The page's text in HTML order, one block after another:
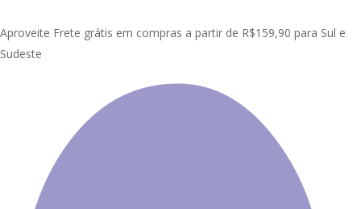
to
main
Aproveite Frete grátis em compras a partir de R$159,90 para Sul e
Sudeste
Painel Adesivo de Parede
Painel Adesivo
Natureza Praia Paisagem GG277